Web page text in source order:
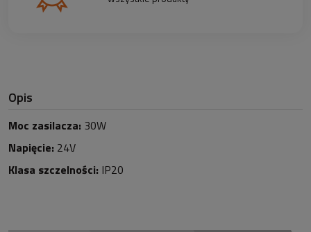
Opis
Moc zasilacza: 30W
Napięcie: 24V
Klasa szczelności: IP20